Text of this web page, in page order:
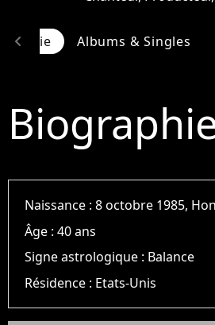
Albums & Singles
chevron_left
Naissance :8 octobre 1985,
Âge :40 ans
Signe astrologique : Balance
Résidence : Etats-Unis